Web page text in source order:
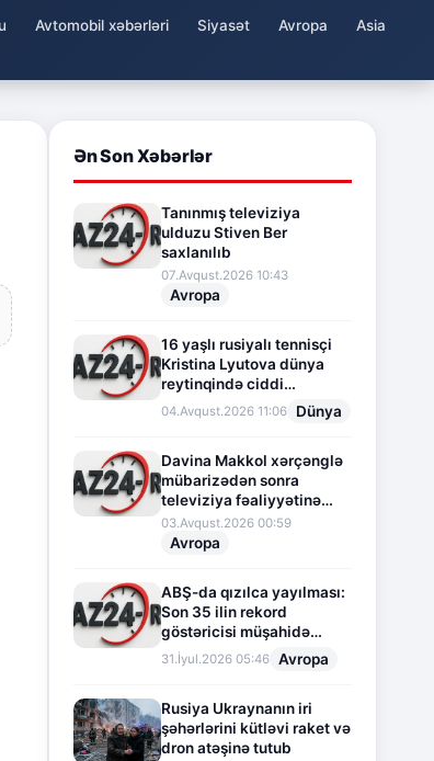
Avtomobil xəbərləri Siyasət Avropa
Asia
Ən Son Xəbərlər
Tanınmış televiziya
ulduzu Stiven Ber
saxlanılıb
07.Avqust.2026 10:43
Avropa
16 yaşlı rusiyalı tennisçi
Kristina Lyutova dünya
reytinqində ciddi
irəliləyişə imza atdı
04.Avqust.2026 11:06 Dünya
Davina Makkol xərçənglə
mübarizədən sonra
televiziya fəaliyyətinə
fasilə verir
03.Avqust.2026 00:59
Avropa
ABŞ-da qızılca yayılması:
Son 35 ilin rekord
göstəricisi müşahidə
olunur
31.İyul.2026 05:46 Avropa
Rusiya Ukraynanın iri
şəhərlərini kütləvi raket və
dron atəşinə tutub